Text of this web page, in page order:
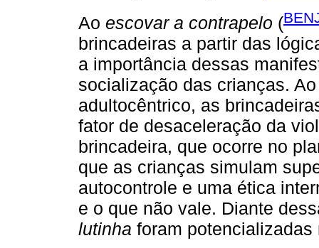
Ao escovar a contrapelo (
brincadeiras a partir das
a importância dessas
socialização das crianças.
adultocêntrico, as
fator de desaceleração da
brincadeira, que ocorre no
que as crianças simulam
autocontrole e uma ética
e o que não vale. Diante
lutinha foram